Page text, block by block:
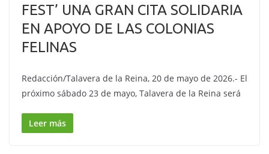
FEST’ UNA GRAN CITA SOLIDARIA
EN APOYO DE LAS COLONIAS
FELINAS
Redacción/Talavera de la Reina, 20 de mayo de 2026.- El
próximo sábado 23 de mayo, Talavera de la Reina será
Leer más